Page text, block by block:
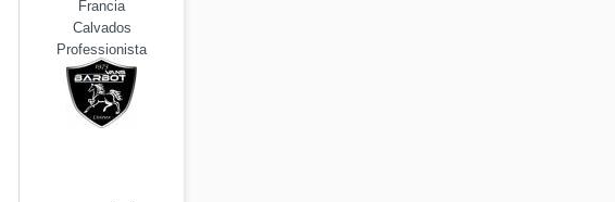
Francia
Calvados
Professionista